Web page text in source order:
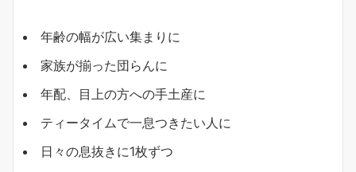
年齢の幅が広い集まりに
家族が揃った団らんに
年配、目上の方への手土産に
ティータイムで一息つきたい人に
日々の息抜きに1枚ずつ